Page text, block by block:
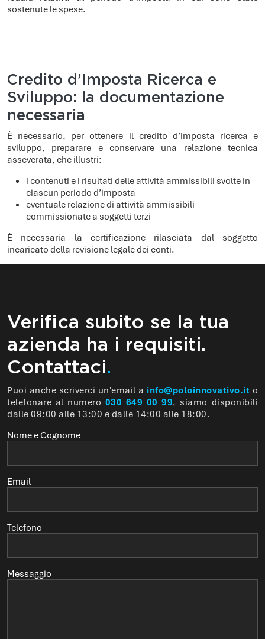
sostenute le spese.
Credito d’Imposta Ricerca e
Sviluppo: la documentazione
necessaria
È necessario, per ottenere il credito d’imposta ricerca e
sviluppo, preparare e conservare una relazione tecnica
asseverata, che illustri:
i contenuti e i risultati delle attività ammissibili svolte in
ciascun periodo d’imposta
eventuale relazione di attività ammissibili
commissionate a soggetti terzi
È necessaria la certificazione rilasciata dal soggetto
incaricato della revisione legale dei conti.
Verifica subito se la tua
azienda ha i requisiti.
Contattaci.
Puoi anche scriverci un'email a info@poloinnovativo.it o
telefonare al numero 030 649 00 99, siamo disponibili
dalle 09:00 alle 13:00 e dalle 14:00 alle 18:00.
Nome e Cognome
Email
Telefono
Messaggio